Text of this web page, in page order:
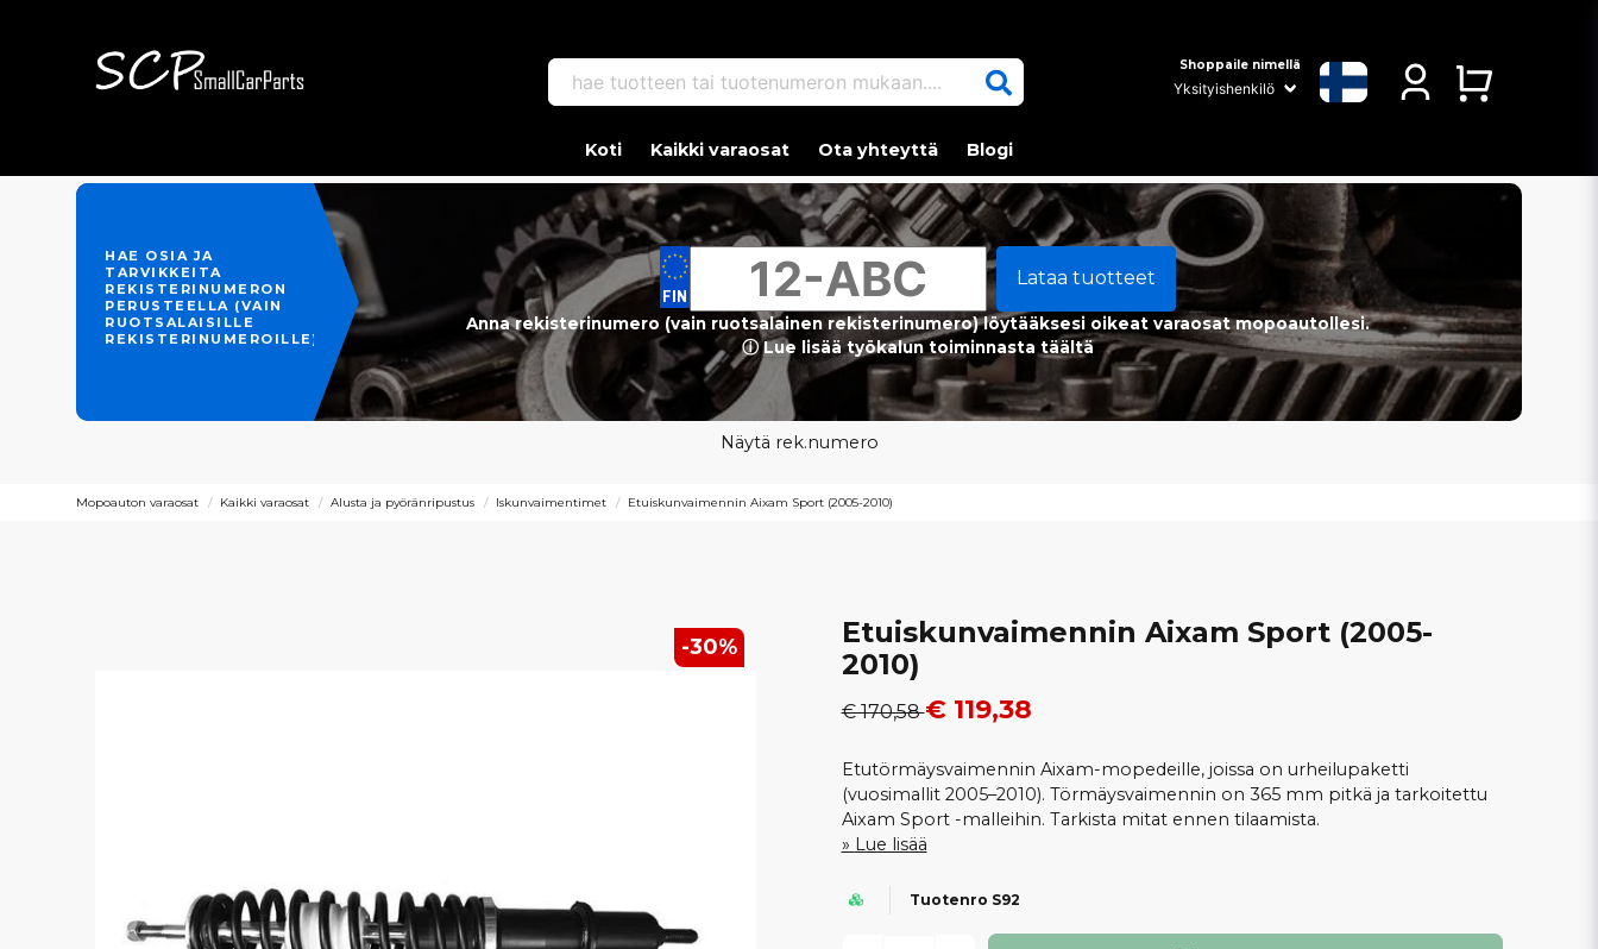
hae tuotteen tai tuotenumeron mukaan.... Shoppaile nimellä
Koti Kaikki varaosat Ota yhteyttä Blogi
HAE OSIA JA
TARVIKKEITA
REKISTERINUMERON
PERUSTEELLA (VAIN
RUOTSALAISILLE
REKISTERINUMEROILLE)
Lataa tuotteet
Anna rekisterinumero (vain ruotsalainen rekisterinumero) löytääksesi oikeat varaosat mopoautollesi.
ⓘ Lue lisää työkalun toiminnasta täältä
Näytä rek.numero
Mopoauton varaosat Kaikki varaosat Alusta ja pyöränripustus Iskunvaimentimet Etuiskunvaimennin Aixam Sport (2005-2010)
-30%
Etuiskunvaimennin Aixam Sport (2005-
2010)
€ 170,58€ 119,38
Etutörmäysvaimennin Aixam-mopedeille, joissa on urheilupaketti
(vuosimallit 2005–2010). Törmäysvaimennin on 365 mm pitkä ja tarkoitettu
Aixam Sport -malleihin. Tarkista mitat ennen tilaamista.
Lue lisää
Tuotenro S92